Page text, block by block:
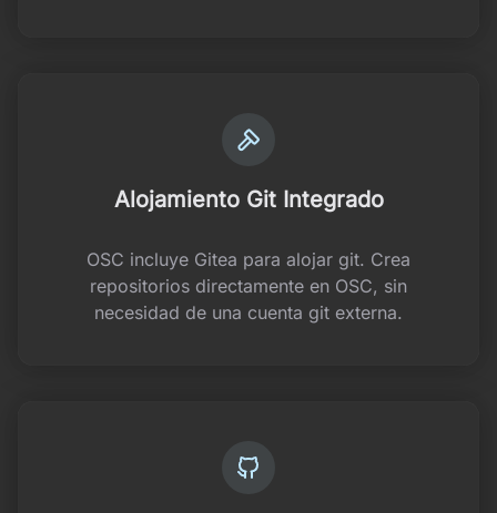
Alojamiento Git Integrado
OSC incluye Gitea para alojar git. Crea
repositorios directamente en OSC, sin
necesidad de una cuenta git externa.